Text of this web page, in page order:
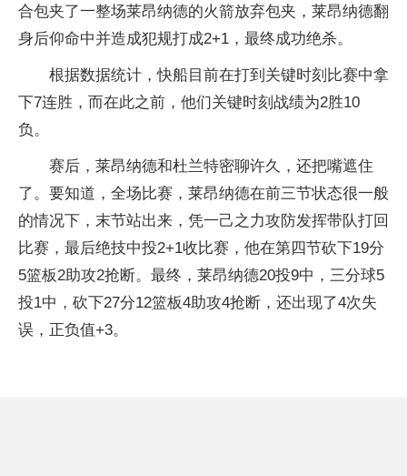
合包夹了一整场莱昂纳德的火箭放弃包夹，莱昂纳德翻
身后仰命中并造成犯规打成2+1，最终成功绝杀。
根据数据统计，快船目前在打到关键时刻比赛中拿
下7连胜，而在此之前，他们关键时刻战绩为2胜10
负。
赛后，莱昂纳德和杜兰特密聊许久，还把嘴遮住
了。要知道，全场比赛，莱昂纳德在前三节状态很一般
的情况下，末节站出来，凭一己之力攻防发挥带队打回
比赛，最后绝技中投2+1收比赛，他在第四节砍下19分
5篮板2助攻2抢断。最终，莱昂纳德20投9中，三分球5
投1中，砍下27分12篮板4助攻4抢断，还出现了4次失
误，正负值+3。